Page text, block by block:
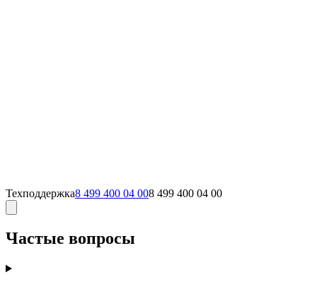
Техподдержка8 499 400 04 008 499 400 04 00
Частые вопросы